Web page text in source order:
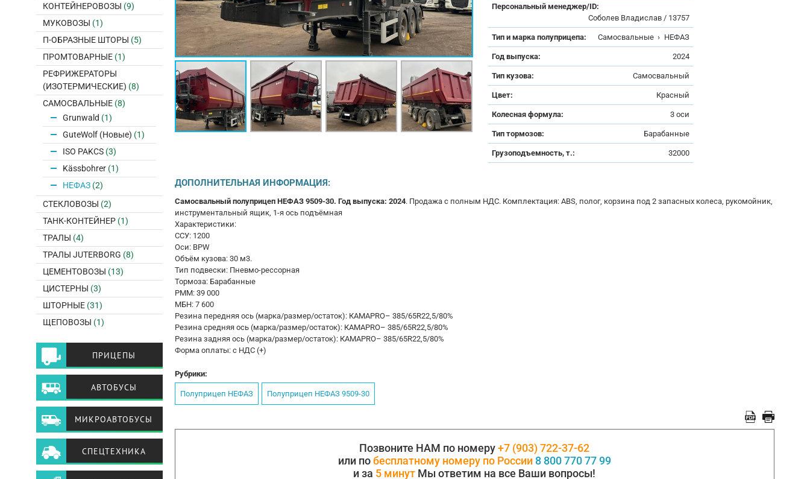
Персональный менеджер/ID:
Соболев Владислав / 13757
Тип и марка полуприцепа: Самосвальные › НЕФАЗ
Год выпуска: 2024
Тип кузова: Самосвальный
Цвет: Красный
Колесная формула: 3 оси
Тип тормозов: Барабанные
Грузоподъемность, т.: 32000
ДОПОЛНИТЕЛЬНАЯ ИНФОРМАЦИЯ:
Самосвальный полуприцеп НЕФАЗ 9509-30. Год выпуска: 2024. Продажа с полным НДС. Комплектация: ABS, полог, корзина под 2 запасных колеса, рукомойник,
инструментальный ящик, 1-я ось подъёмная
Характеристики:
CCУ: 1200
Оси: BPW
Объём кузова: 30 м3.
Тип подвески: Пневмо-рессорная
Тормоза: Барабанные
РММ: 39 000
МБН: 7 600
Резина передняя ось (марка/размер/остаток): КАМАPRO– 385/65R22,5/80%
Резина средняя ось (марка/размер/остаток): КАМАPRO– 385/65R22,5/80%
Резина задняя ось (марка/размер/остаток): КАМАPRO– 385/65R22,5/80%
Форма оплаты: с НДС (+)
Рубрики:
Полуприцеп НЕФАЗ Полуприцеп НЕФАЗ 9509-30
Позвоните НАМ по номеру+7 (903) 722-37-62
или побесплатному номеру по России 8 800 770 77 99
и за 5 минут Мы ответим на все Ваши вопросы!
КОНТЕЙНЕРОВОЗЫ (9)
МУКОВОЗЫ (1)
П-ОБРАЗНЫЕ ШТОРЫ (5)
ПРОМТОВАРНЫЕ (1)
РЕФРИЖЕРАТОРЫ
(ИЗОТЕРМИЧЕСКИЕ) (8)
САМОСВАЛЬНЫЕ (8)
Grunwald (1)
GuteWolf (Новые) (1)
ISO PAKCS (3)
Kässbohrer (1)
НЕФАЗ (2)
СТЕКЛОВОЗЫ (2)
ТАНК-КОНТЕЙНЕР (1)
ТРАЛЫ (4)
ТРАЛЫ JUTERBORG (8)
ЦЕМЕНТОВОЗЫ (13)
ЦИСТЕРНЫ (3)
ШТОРНЫЕ (31)
ЩЕПОВОЗЫ (1)
ПРИЦЕПЫ
АВТОБУСЫ
МИКРОАВТОБУСЫ
СПЕЦТЕХНИКА